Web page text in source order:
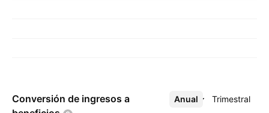
Conversión de ingresos a
Anual Trimestral
Más